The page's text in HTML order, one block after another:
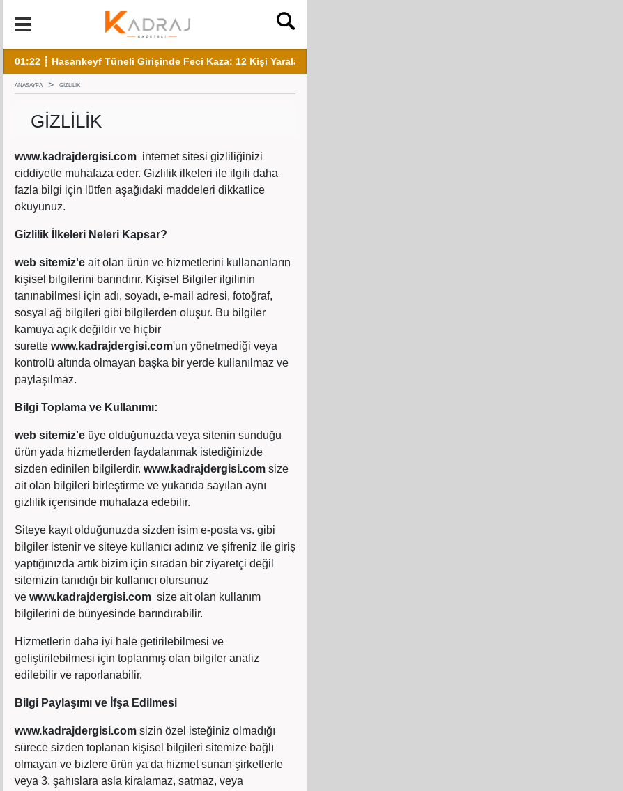
01:22 ┋ Hasankeyf Tüneli Girişinde Feci Kaza: 12 Kişi Yaralandı19:43 ┋ Hasankeyf'te Acı Olay
ANASAYFA GIZLILIK
GIZLILIK
www.kadrajdergisi.cominternet sitesi gizliliğinizi
ciddiyetle muhafaza eder. Gizlilik ilkeleri ile ilgili daha
fazla bilgi için lütfen aşağıdaki maddeleri dikkatlice
okuyunuz.
Gizlilik İlkeleri Neleri Kapsar?
web sitemiz'eait olan ürün ve hizmetlerini kullananların
kişisel bilgilerini barındırır. Kişisel Bilgiler ilgilinin
tanınabilmesi için adı, soyadı, e-mail adresi, fotoğraf,
sosyal ağ bilgileri gibi bilgilerden oluşur. Bu bilgiler
kamuya açık değildir ve hiçbir
surette www.kadrajdergisi.com'un yönetmediği veya
kontrolü altında olmayan başka bir yerde kullanılmaz ve
paylaşılmaz.
Bilgi Toplama ve Kullanımı:
web sitemiz'eüye olduğunuzda veya sitenin sunduğu
ürün yada hizmetlerden faydalanmak istediğinizde
sizden edinilen bilgilerdir. www.kadrajdergisi.comsize
ait olan bilgileri birleştirme ve yukarıda sayılan aynı
gizlilik içerisinde muhafaza edebilir.
Siteye kayıt olduğunuzda sizden isim e-posta vs. gibi
bilgiler istenir ve siteye kullanıcı adınız ve şifreniz ile giriş
yaptığınızda artık bizim için sıradan bir ziyaretçi değil
sitemizin tanıdığı bir kullanıcı olursunuz
ve www.kadrajdergisi.comsize ait olan kullanım
bilgilerini de bünyesinde barındırabilir.
Hizmetlerin daha iyi hale getirilebilmesi ve
geliştirilebilmesi için toplanmış olan bilgiler analiz
edilebilir ve raporlanabilir.
Bilgi Paylaşımı ve İfşa Edilmesi
www.kadrajdergisi.comsizin özel isteğiniz olmadığı
sürece sizden toplanan kişisel bilgileri sitemize bağlı
olmayan ve bizlere ürün ya da hizmet sunan şirketlerle
veya 3. şahıslara asla kiralamaz, satmaz, veya